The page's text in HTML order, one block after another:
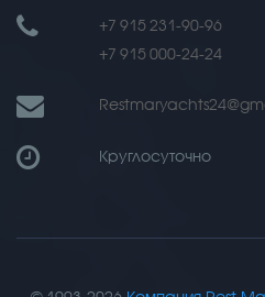
+7 915 231-90-96
+7 915 000-24-24
Круглосуточно